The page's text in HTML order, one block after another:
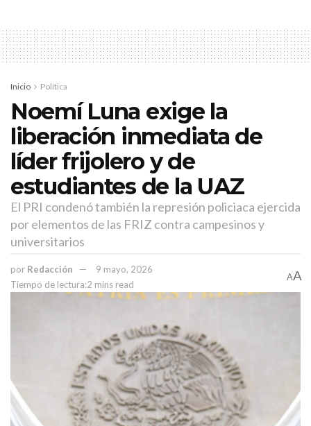
Inicio Política
Noemí Luna exige la
liberación inmediata de
líder frijolero y de
estudiantes de la UAZ
El PRI condenó también la represión policiaca ejercida
por elementos de las FRIZ contra campesinos y
universitarios
por Redacción
9 mayo, 2026
Tiempo de lectura:2 mins read
AA